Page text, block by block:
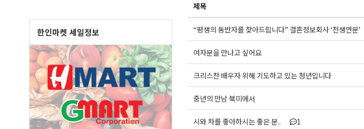
한인마켓 세일정보
제목
“평생의 동반자를 찾아드립니다” 결혼정보회사 ‘천생연분’
여자분을 만나고 싶어요
크리스찬 배우자 위해 기도하고 있는 청년입니다
중년의 만남 북미에서
시와 차를 좋아하시는 좋은 분.. 1